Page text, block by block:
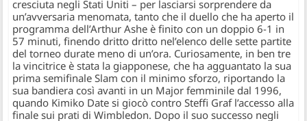
cresciuta negli Stati Uniti – per lasciarsi sorprendere da
un’avversaria menomata, tanto che il duello che ha aperto il
programma dell’Arthur Ashe è finito con un doppio 6-1 in
57 minuti, finendo dritto dritto nel’elenco delle sette partite
del torneo durate meno di un’ora. Curiosamente, in ben tre
la vincitrice è stata la giapponese, che ha agguantato la sua
prima semifinale Slam con il minimo sforzo, riportando la
sua bandiera così avanti in un Major femminile dal 1996,
quando Kimiko Date si giocò contro Steffi Graf l’accesso alla
finale sui prati di Wimbledon. Dopo il suo successo negli